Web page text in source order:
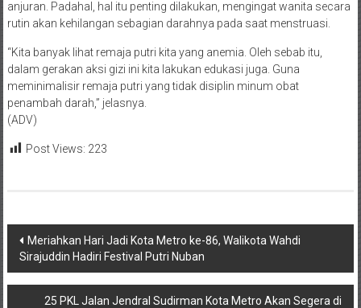
anjuran. Padahal, hal itu penting dilakukan, mengingat wanita secara
rutin akan kehilangan sebagian darahnya pada saat menstruasi.
“Kita banyak lihat remaja putri kita yang anemia. Oleh sebab itu,
dalam gerakan aksi gizi ini kita lakukan edukasi juga. Guna
meminimalisir remaja putri yang tidak disiplin minum obat
penambah darah,” jelasnya.
(ADV)
Post Views: 223
Navigasi
pos
Meriahkan Hari Jadi Kota Metro ke-86, Walikota Wahdi
Sirajuddin Hadiri Festival Putri Nuban
25 PKL Jalan Jendral Sudirman Kota Metro Akan Segera di